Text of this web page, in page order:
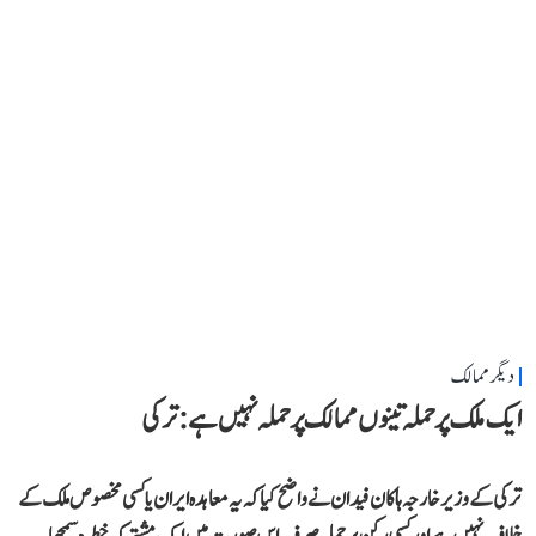
دیگر ممالک
ایک ملک پر حملہ تینوں ممالک پر حملہ نہیں ہے: ترکی
ترکی کے وزیر خارجہ ہاکان فیدان نے واضح کیا کہ یہ معاہدہ ایران یا کسی مخصوص ملک کے